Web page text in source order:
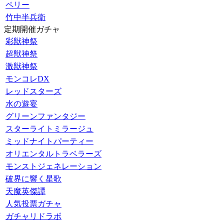
ペリー
竹中半兵衛
定期開催ガチャ
彩獣神祭
超獣神祭
激獣神祭
モンコレDX
レッドスターズ
水の遊宴
グリーンファンタジー
スターライトミラージュ
ミッドナイトパーティー
オリエンタルトラベラーズ
モンストジェネレーション
破界に響く星歌
天魔英傑譚
人気投票ガチャ
ガチャリドラボ